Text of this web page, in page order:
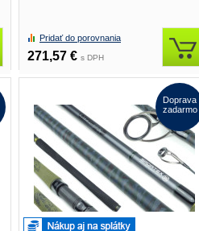
Pridať do porovnania
271,57 € s DPH
Doprava
zadarmo